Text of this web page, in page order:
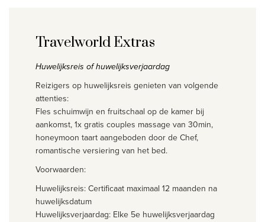
Travelworld Extras
Huwelijksreis of huwelijksverjaardag
Reizigers op huwelijksreis genieten van volgende
attenties:
Fles schuimwijn en fruitschaal op de kamer bij
aankomst, 1x gratis couples massage van 30min,
honeymoon taart aangeboden door de Chef,
romantische versiering van het bed.
Voorwaarden:
Huwelijksreis: Certificaat maximaal 12 maanden na
huwelijksdatum
Huwelijksverjaardag: Elke 5e huwelijksverjaardag